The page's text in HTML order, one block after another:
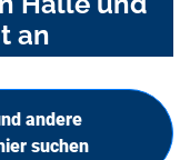
an
andere
suchen